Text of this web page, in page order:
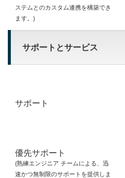
ステムとのカスタム連携を構築でき
ます。)
サポートとサービス
サポート
優先サポート
(熟練エンジニア チームによる、迅
速かつ無制限のサポートを提供しま